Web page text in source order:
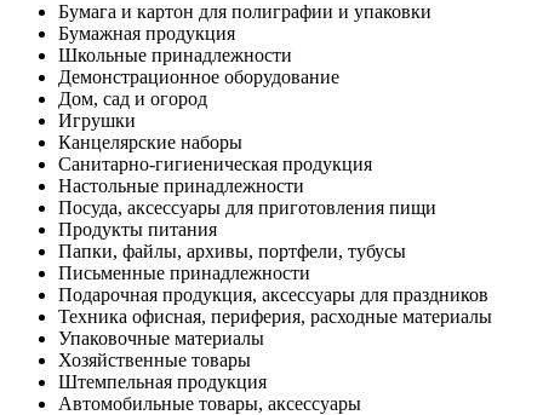
Бумага и картон для полиграфии и упаковки
Бумажная продукция
Школьные принадлежности
Демонстрационное оборудование
Дом, сад и огород
Игрушки
Канцелярские наборы
Санитарно-гигиеническая продукция
Настольные принадлежности
Посуда, аксессуары для приготовления пищи
Продукты питания
Папки, файлы, архивы, портфели, тубусы
Письменные принадлежности
Подарочная продукция, аксессуары для праздников
Техника офисная, периферия, расходные материалы
Упаковочные материалы
Хозяйственные товары
Штемпельная продукция
Автомобильные товары, аксессуары